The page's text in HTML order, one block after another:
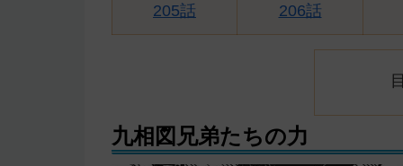
205話 206話
九相図兄弟たちの力